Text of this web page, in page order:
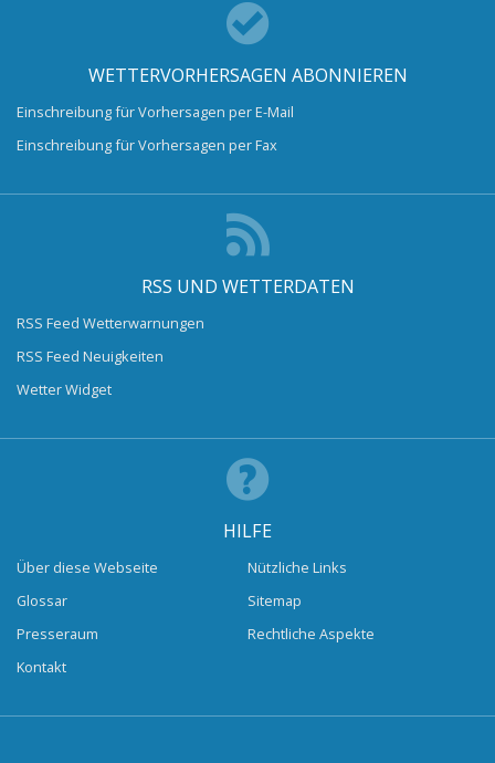
WETTERVORHERSAGEN ABONNIEREN
Einschreibung für Vorhersagen per E-Mail
Einschreibung für Vorhersagen per Fax
RSS UND WETTERDATEN
RSS Feed Wetterwarnungen
RSS Feed Neuigkeiten
Wetter Widget
HILFE
Über diese Webseite
Glossar
Presseraum
Kontakt
Nützliche Links
Sitemap
Rechtliche Aspekte